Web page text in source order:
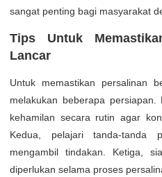
sangat penting bagi masyarakat
Tips Untuk
Lancar
Untuk memastikan persalinan
melakukan beberapa
kehamilan secara rutin agar
Kedua, pelajari tanda-tanda
mengambil tindakan. Ketiga,
diperlukan selama proses